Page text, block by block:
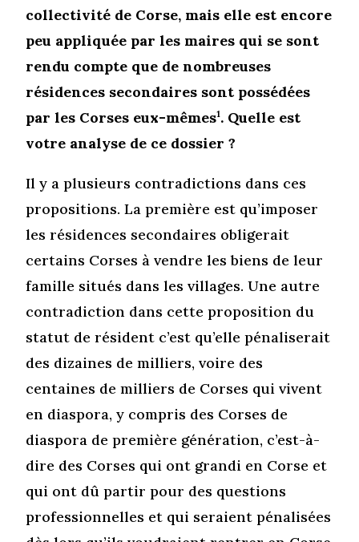
collectivité de Corse, mais elle est encore
peu appliquée par les maires qui se sont
rendu compte que de nombreuses
résidences secondaires sont possédées
par les Corses eux-mêmes1. Quelle est
votre analyse de ce dossier ?
Il y a plusieurs contradictions dans ces
propositions. La première est qu’imposer
les résidences secondaires obligerait
certains Corses à vendre les biens de leur
famille situés dans les villages. Une autre
contradiction dans cette proposition du
statut de résident c’est qu’elle pénaliserait
des dizaines de milliers, voire des
centaines de milliers de Corses qui vivent
en diaspora, y compris des Corses de
diaspora de première génération, c’est-à-
dire des Corses qui ont grandi en Corse et
qui ont dû partir pour des questions
professionnelles et qui seraient pénalisées